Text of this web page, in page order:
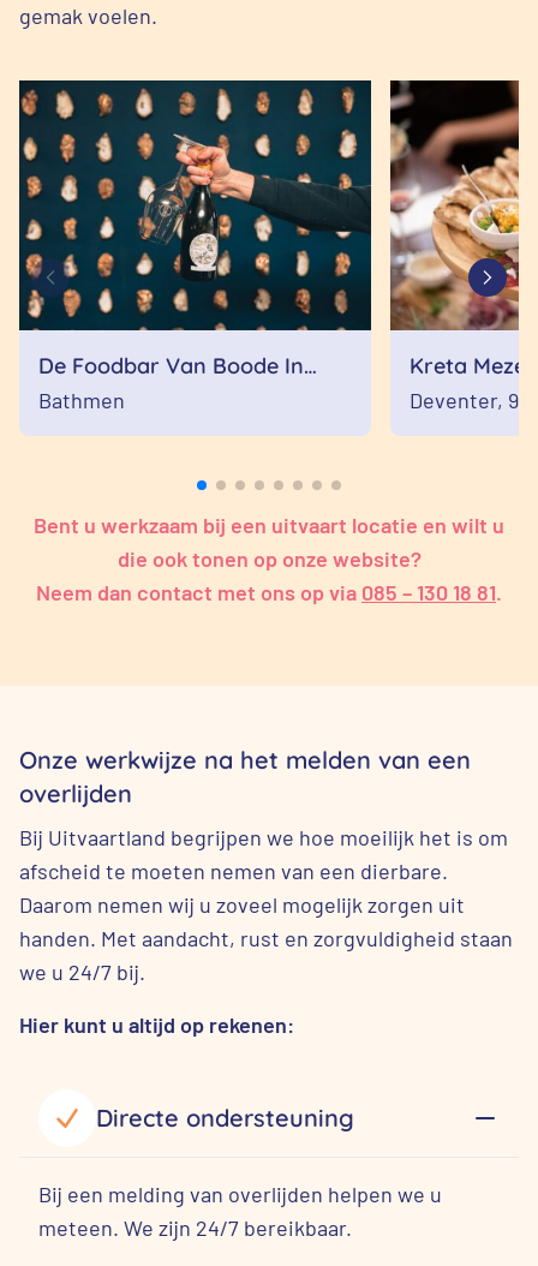
gemak voelen.
De Foodbar Van Boode In
Bathmen
Bathmen
Kreta
Deventer,
Bent u werkzaam bij een uitvaart locatie en wilt u
die ook tonen op onze website?
Neem dan contact met ons op via 085 – 130 18 81.
Onze werkwijze na het melden van een
overlijden
Bij Uitvaartland begrijpen we hoe moeilijk het is om
afscheid te moeten nemen van een dierbare.
Daarom nemen wij u zoveel mogelijk zorgen uit
handen. Met aandacht, rust en zorgvuldigheid staan
we u 24/7 bij.
Hier kunt u altijd op rekenen:
Directe ondersteuning
Bij een melding van overlijden helpen we u
meteen. We zijn 24/7 bereikbaar.